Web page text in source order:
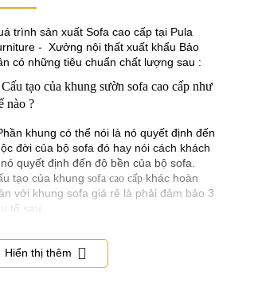
trình sản xuất Sofa cao cấp tại Pula
- Xưởng nội thất xuất khẩu Bảo
có những tiêu chuẩn chất lượng sau :
tạo của khung sườn sofa cao cấp như
nào ?
khung có thể nói là nó quyết định đến
đời của bộ sofa đó hay nói cách khách
quyết định đến độ bền của bộ sofa.
tạo của khung sofa cao cấpkhác hoàn
với khung sofa giá rẻ là phải đảm bảo 3
tố sau.
lưỡng từ những loại gỗ tốt như gỗ sồi, gỗ
bì, xoan đào, và gỗ lim, các thanh gỗ đều
Hiển thị thêm